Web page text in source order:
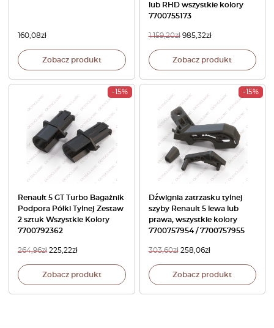
160,08zł
Zobacz produkt
lub RHD wszystkie kolory
7700755173
1.159,20zł 985,32zł
Zobacz produkt
-15%
Renault 5 GT Turbo Bagażnik
Podpora Półki Tylnej Zestaw
2 sztuk Wszystkie Kolory
7700792362
264,96zł 225,22zł
Zobacz produkt
-15%
Dźwignia zatrzasku tylnej
szyby Renault 5 lewa lub
prawa, wszystkie kolory
7700757954 / 7700757955
303,60zł 258,06zł
Zobacz produkt